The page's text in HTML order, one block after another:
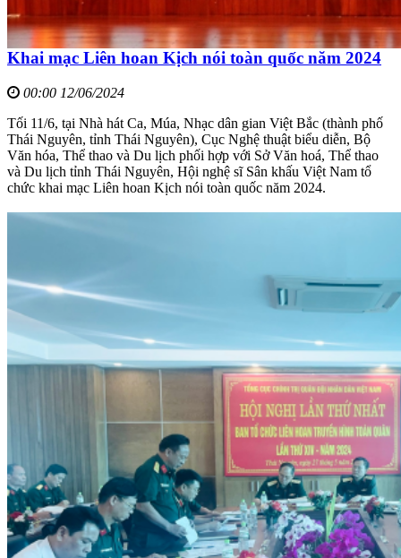
Khai mạc Liên hoan Kịch nói toàn quốc năm 2024
00:00 12/06/2024
Tối 11/6, tại Nhà hát Ca, Múa, Nhạc dân gian Việt Bắc (thành phố
Thái Nguyên, tỉnh Thái Nguyên), Cục Nghệ thuật biểu diễn, Bộ
Văn hóa, Thể thao và Du lịch phối hợp với Sở Văn hoá, Thể thao
và Du lịch tỉnh Thái Nguyên, Hội nghệ sĩ Sân khấu Việt Nam tổ
chức khai mạc Liên hoan Kịch nói toàn quốc năm 2024.